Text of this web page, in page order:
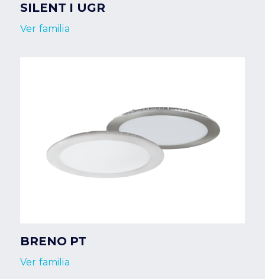
SILENT I UGR
Ver familia
BRENO PT
Ver familia